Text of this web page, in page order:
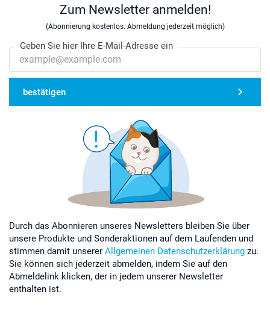
Zum Newsletter anmelden!
(Abonnierung kostenlos. Abmeldung jederzeit möglich)
Geben Sie hier Ihre E-Mail-Adresse ein
bestätigen
Durch das Abonnieren unseres Newsletters bleiben Sie über
unsere Produkte und Sonderaktionen auf dem Laufenden und
stimmen damit unserer Allgemeinen Datenschutzerklärung zu.
Sie können sich jederzeit abmelden, indem Sie auf den
Abmeldelink klicken, der in jedem unserer Newsletter
enthalten ist.